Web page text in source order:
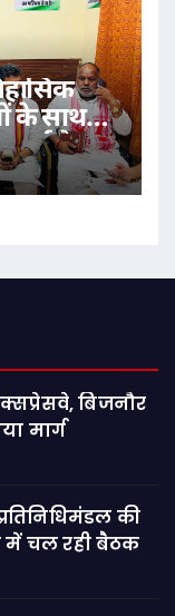
के साथ
बैठक
बिजनौर
मार्ग
की
में चल रही बैठक